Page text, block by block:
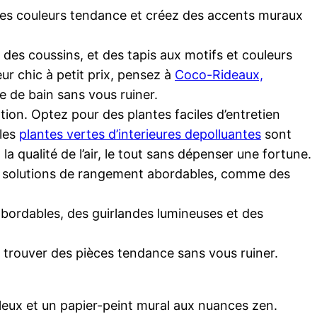
couleurs tendance et créez des accents muraux
coussins, et des tapis aux motifs et couleurs
chic à petit prix, pensez à Coco-Rideaux,
de bain sans vous ruiner.
Optez pour des plantes faciles d’entretien
plantes vertes d’interieures depolluantes sont
qualité de l’air, le tout sans dépenser une fortune.
de rangement abordables, comme des
des guirlandes lumineuses et des
des pièces tendance sans vous ruiner.
et un papier-peint mural aux nuances zen.